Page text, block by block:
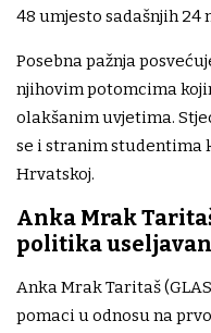
48 umjesto sadašnjih 24
Posebna pažnja
njihovim potomcima
olakšanim uvjetima.
se i stranim studentima
Hrvatskoj.
Anka Mrak
politika
Anka Mrak Taritaš
pomaci u odnosu na